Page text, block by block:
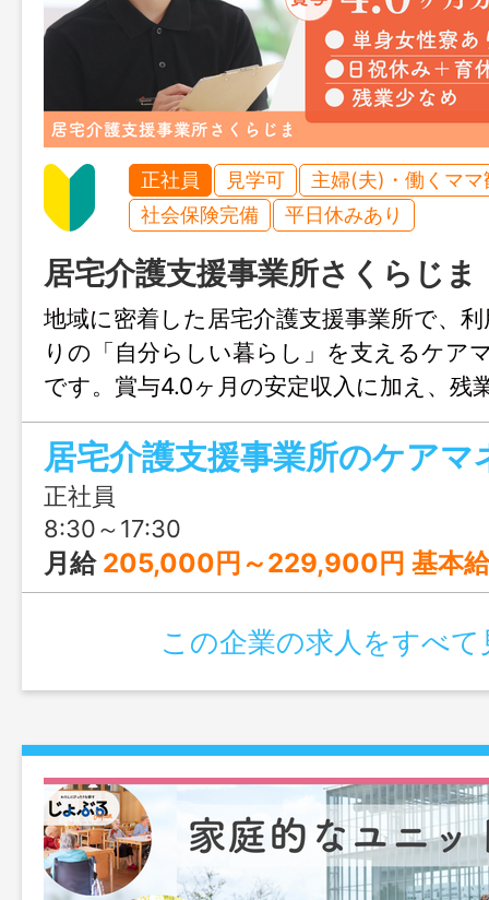
正社員 見学可
主婦(夫)・働くママ
社会保険完備
平日休みあり
居宅介護支援事業所さくらじま
地域に密着した居宅介護支援事業所で、
りの「自分らしい暮らし」を支えるケア
です。賞与4.0ヶ月の安定収入に加え、残
祝休みで働きやすさも抜群。単身寮完備
やUIターンも安心です。
居宅介護支援事業所のケアマ
正社員
8:30～17:30
月給 205,000円～229,900円 基本給：191,500円～216,400円 業務手当：3,500円 ケア
この企業の求人をすべて